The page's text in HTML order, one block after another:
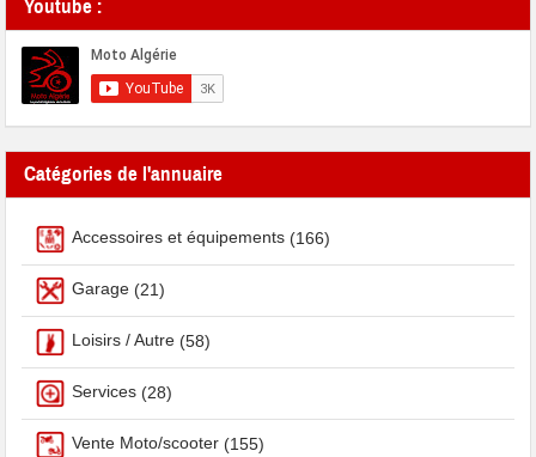
Youtube :
Catégories de l'annuaire
Accessoires et équipements (166)
Garage (21)
Loisirs / Autre (58)
Services (28)
Vente Moto/scooter (155)